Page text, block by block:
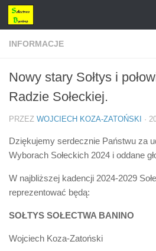
Przejdź do treści
INFORMACJE
Nowy stary Sołtys i
Radzie Sołeckiej.
PRZEZ WOJCIECH KOZA-ZATOŃSKI ·
Dziękujemy serdecznie Państwu za
Wyborach Sołeckich 2024 i oddane
W najbliższej kadencji 2024-2029
reprezentować będą:
SOŁTYS SOŁECTWA BANINO
Wojciech Koza-Zatoński